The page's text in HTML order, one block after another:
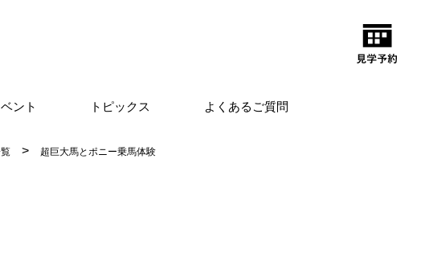
ント トピックス よくあるご質問
超巨大馬とポニー乗馬体験